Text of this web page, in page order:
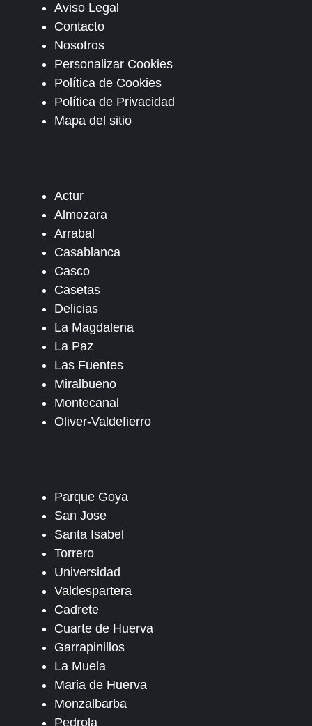
Aviso Legal
Contacto
Nosotros
Personalizar Cookies
Política de Cookies
Política de Privacidad
Mapa del sitio
Actur
Almozara
Arrabal
Casablanca
Casco
Casetas
Delicias
La Magdalena
La Paz
Las Fuentes
Miralbueno
Montecanal
Oliver-Valdefierro
Parque Goya
San Jose
Santa Isabel
Torrero
Universidad
Valdespartera
Cadrete
Cuarte de Huerva
Garrapinillos
La Muela
Maria de Huerva
Monzalbarba
Pedrola